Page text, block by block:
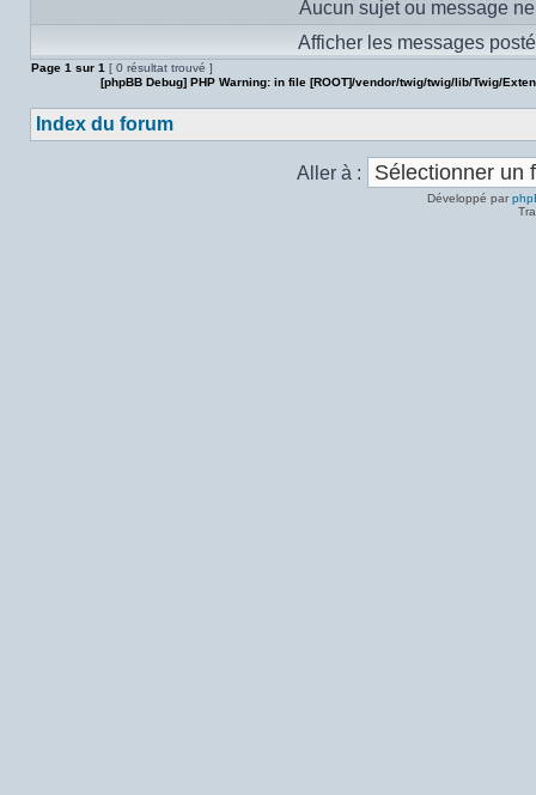
Aucun sujet ou message
Afficher les messages
Page 1 sur 1 [ 0 résultat trouvé ]
[phpBB Debug] PHP Warning: in file [ROOT]/vendor/twig/twig/lib/Twig/
Index du forum
Aller à :
Développé par